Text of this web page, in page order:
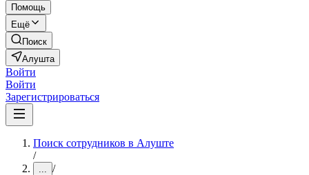
Помощь
Ещё
Поиск
Алушта
Войти
Войти
Зарегистрироваться
Поиск сотрудников в Алуште
/
... /